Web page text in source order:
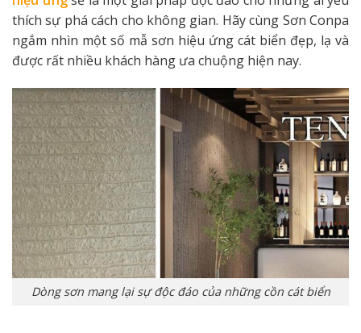
thích sự phá cách cho không gian. Hãy cùng Sơn Conpa
ngắm nhìn một số mẫ sơn hiệu ứng cát biển đẹp, lạ và
được rất nhiều khách hàng ưa chuộng hiện nay.
Dòng sơn mang lại sự độc đáo của những cồn cát biển